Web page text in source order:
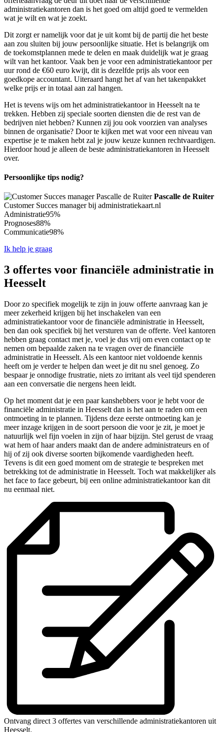
administratiekantoren dan is het goed om altijd goed te vermelden
wat je wilt en wat je zoekt.
Dit zorgt er namelijk voor dat je uit komt bij de partij die het beste
aan zou sluiten bij jouw persoonlijke situatie. Het is belangrijk om
de toekomstplannen mede te delen en maak duidelijk wat je graag
wilt van het kantoor. Vaak ben je voor een administratiekantoor per
uur rond de €60 euro kwijt, dit is dezelfde prijs als voor een
goedkope accountant. Uiteraard hangt het af van het takenpakket
welke prijs er in totaal aan zal hangen.
Het is tevens wijs om het administratiekantoor in Heesselt na te
trekken. Hebben zij speciale soorten diensten die de rest van de
bedrijven niet hebben? Kunnen zij jou ook voorzien van analyses
binnen de organisatie? Door te kijken met wat voor een niveau van
expertise je te maken hebt zal je jouw keuze kunnen rechtvaardigen.
Hierdoor houd je alleen de beste administratiekantoren in Heesselt
over.
Persoonlijke tips nodig?
Pascalle de Ruiter
Customer Succes manager bij administratiekaart.nl
Administratie95%
Prognoses88%
Communicatie98%
Ik help je graag
3 offertes voor financiële administratie in
Heesselt
Door zo specifiek mogelijk te zijn in jouw offerte aanvraag kan je
meer zekerheid krijgen bij het inschakelen van een
administratiekantoor voor de financiële administratie in Heesselt,
ben dan ook specifiek bij het versturen van de offerte. Veel kantoren
hebben graag contact met je, voel je dus vrij om even contact op te
nemen om bepaalde zaken na te vragen over de financiële
administratie in Heesselt. Als een kantoor niet voldoende kennis
heeft om je verder te helpen dan weet je dit nu snel genoeg. Zo
bespaar je onnodige frustratie, niets zo irritant als veel tijd spenderen
aan een conversatie die nergens heen leidt.
Op het moment dat je een paar kanshebbers voor je hebt voor de
financiële administratie in Heesselt dan is het aan te raden om een
ontmoeting in te plannen. Tijdens deze eerste ontmoeting kan je
meer inzage krijgen in de soort persoon die voor je zit, je moet je
natuurlijk wel fijn voelen in zijn of haar bijzijn. Stel gerust de vraag
wat hem of haar anders maakt dan de andere administrateurs en of
hij of zij ook diverse soorten bijkomende vaardigheden heeft.
Tevens is dit een goed moment om de strategie te bespreken met
betrekking tot de administratie in Heesselt. Toch wat makkelijker als
het face to face gebeurt, bij een online administratiekantoor kan dit
nu eenmaal niet.
Ontvang direct 3 offertes van verschillende administratiekantoren uit
Heesselt.